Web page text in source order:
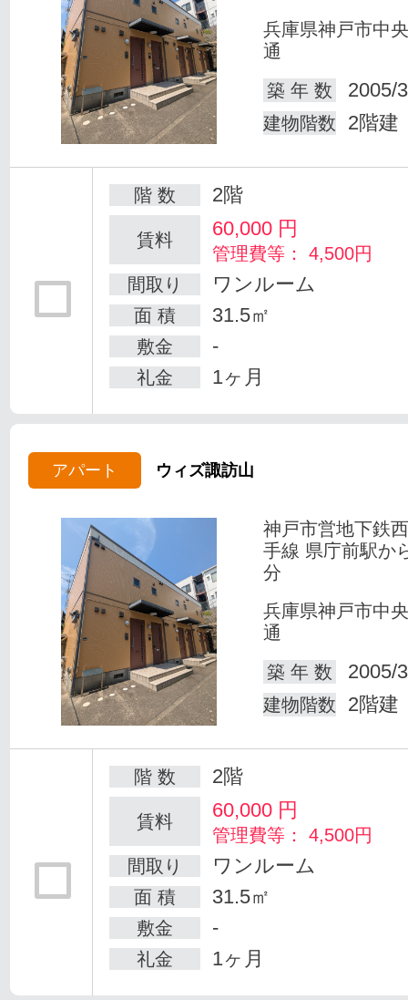
兵庫県神戸市中
通
築 年 数
2005/
建物階数 2階建
階 数 2階
賃料 60,000 円
管理費等： 4,500円
間取り
ワンルーム
面 積 31.5㎡
敷金 -
礼金 1ヶ月
アパート ウィズ諏訪山
神戸市営地下鉄
手線 県庁前駅か
分
兵庫県神戸市中
通
築 年 数
2005/
建物階数 2階建
階 数 2階
賃料 60,000 円
管理費等： 4,500円
間取り
ワンルーム
面 積 31.5㎡
敷金 -
礼金 1ヶ月